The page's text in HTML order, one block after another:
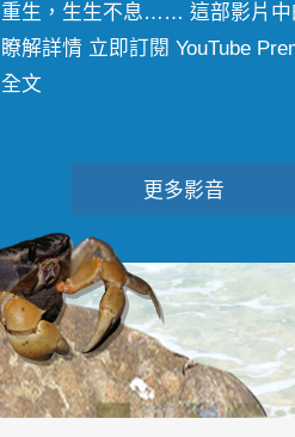
重生，生生不息…… 這部影片中
瞭解詳情 立即訂閱 YouTube
全文
更多影音